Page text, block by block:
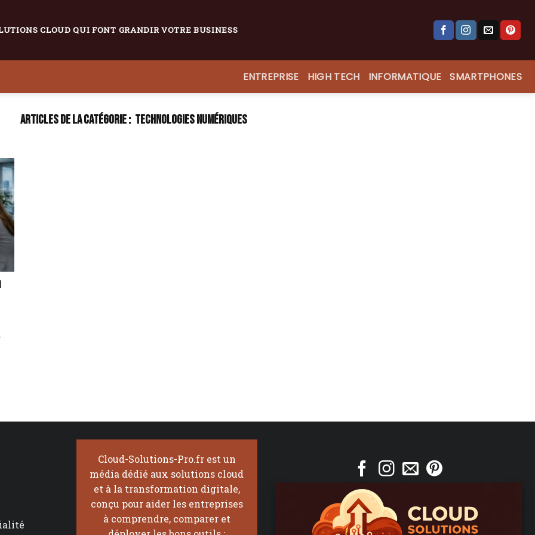
CLOUD QUI FONT GRANDIR VOTRE BUSINESS
ENTREPRISE HIGH TECH INFORMATIQUE SMARTPHONES
TECHNOLOGIES NUMÉRIQUES
Cloud-Solutions-Pro.fr est un
média dédié aux solutions cloud
et à la transformation digitale,
conçu pour aider les entreprises
à comprendre, comparer et